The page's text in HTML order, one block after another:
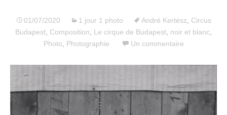
01/07/2020 1 jour 1 photo André Kertész
Circus
Budapest Composition Le cirque de Budapest noir et blanc
Photo
Photographie Un commentaire